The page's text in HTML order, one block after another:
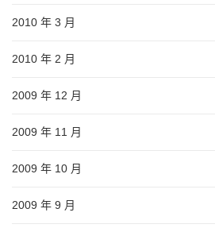
2010 年 3 月
2010 年 2 月
2009 年 12 月
2009 年 11 月
2009 年 10 月
2009 年 9 月